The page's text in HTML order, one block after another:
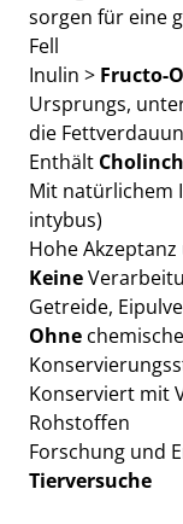
sorgen für eine
Fell
Inulin > Fructo-
Ursprungs,
die
Enthält
Mit natürlichem
intybus)
Hohe
Keine
Getreide,
Ohne
Konserviert mit
Rohstoffen
Forschung und
Tierversuche